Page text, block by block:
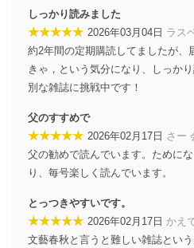
アクセス者の識別と認証
機器に標準装備されてい
ーザーアカウント制御
ベース等を取り扱う情報
者を識別・認証していま
外部からの不正アクセス等の
個人データを取り扱う機
システムを最新の状態に
個人データを取り扱う
ソフトウェア等を導入し
により、これを最新状態
情報システムの使用に伴う
メール等により個人デ
しっかり読みました
★★★★★ 2026年03月04日 ラス
約2年間の定期購読してましたが、
きゃ，という気分になり、しっか
別な雑誌に挑戦中です！
父のすすめで
★★★★★ 2026年02月17日 さー
父の勧めで読んでいます。ために
り、毎号楽しく読んでいます。
とっつきやすいです。
★★★★★ 2026年02月17日 かえ
文藝春秋と言うと難しい雑誌とい